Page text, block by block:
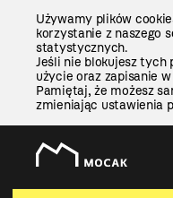
Używamy plików
korzystanie z naszego
statystycznych.
Jeśli nie blokujesz tych
użycie oraz zapisanie
Pamiętaj, że możesz
zmieniając ustawienia